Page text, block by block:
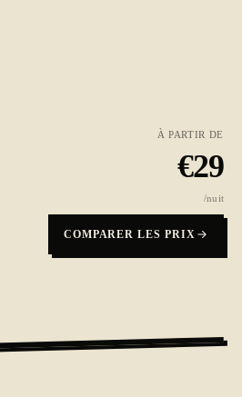
À PARTIR DE
€29
/nuit
COMPARER LES PRIX